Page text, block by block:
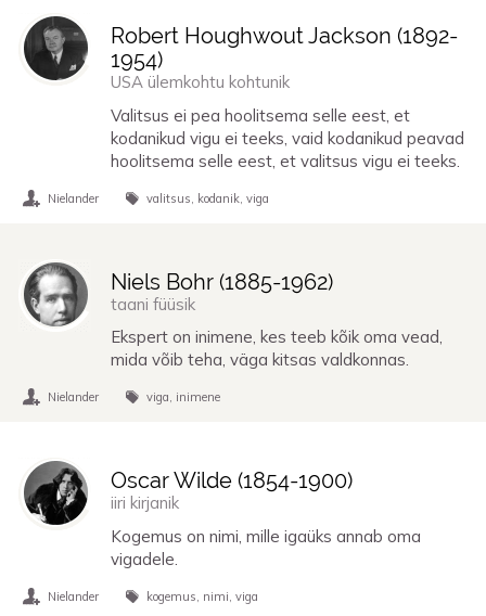
Robert Houghwout Jackson (1892-
1954)
USA ülemkohtu kohtunik
Valitsus ei pea hoolitsema selle eest, et
kodanikud vigu ei teeks, vaid kodanikud peavad
hoolitsema selle eest, et valitsus vigu ei teeks.
Nielander valitsus kodanik viga
Niels Bohr (1885-1962)
taani füüsik
Ekspert on inimene, kes teeb kõik oma vead,
mida võib teha, väga kitsas valdkonnas.
Nielander viga inimene
Oscar Wilde (1854-1900)
iiri kirjanik
Kogemus on nimi, mille igaüks annab oma
vigadele.
Nielander kogemus nimi viga